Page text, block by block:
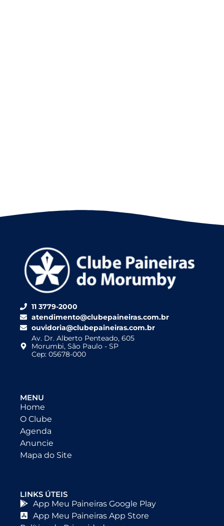
11 3779-2000
atendimento@clubepaineiras.com.br
ouvidoria@clubepaineiras.com.br
Av. Dr. Alberto Penteado, 605
Morumbi, São Paulo - SP
Cep: 05678-000
MENU
Home
O Clube
Agenda
Anuncie
Mapa do Site
LINKS ÚTEIS
App Meu Paineiras Google Play
App Meu Paineiras App Store